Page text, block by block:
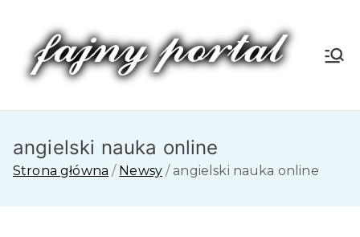
treści
Fa
jn
y
angielski nauka online
Strona główna Newsy angielski nauka online